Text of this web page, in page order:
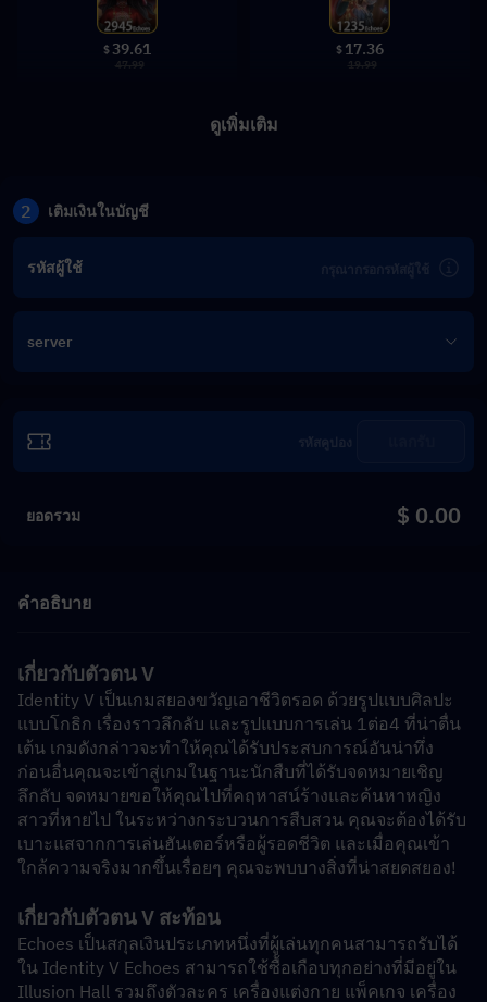
$ 39.61
47.99
$ 17.36
19.99
ดูเพิ่มเติม
2 เติมเงินในบัญชี
รหัสผู้ใช้
server
ยอดรวม $ 0.00
คำอธิบาย
เกี่ยวกับตัวตน V
Identity V เป็นเกมสยองขวัญเอาชีวิตรอด ด้วยรูปแบบศิลปะ
แบบโกธิก เรื่องราวลึกลับ และรูปแบบการเล่น 1ต่อ4 ที่น่าตื่น
เต้น เกมดังกล่าวจะทำให้คุณได้รับประสบการณ์อันน่าทึ่ง
ก่อนอื่นคุณจะเข้าสู่เกมในฐานะนักสืบที่ได้รับจดหมายเชิญ
ลึกลับ จดหมายขอให้คุณไปที่คฤหาสน์ร้างและค้นหาหญิง
สาวที่หายไป ในระหว่างกระบวนการสืบสวน คุณจะต้องได้รับ
เบาะแสจากการเล่นฮันเตอร์หรือผู้รอดชีวิต และเมื่อคุณเข้า
ใกล้ความจริงมากขึ้นเรื่อยๆ คุณจะพบบางสิ่งที่น่าสยดสยอง!
เกี่ยวกับตัวตน V สะท้อน
Echoes เป็นสกุลเงินประเภทหนึ่งที่ผู้เล่นทุกคนสามารถรับได้
ใน Identity V Echoes สามารถใช้ซื้อเกือบทุกอย่างที่มีอยู่ใน
Illusion Hall รวมถึงตัวละคร เครื่องแต่งกาย แพ็คเกจ เครื่อง